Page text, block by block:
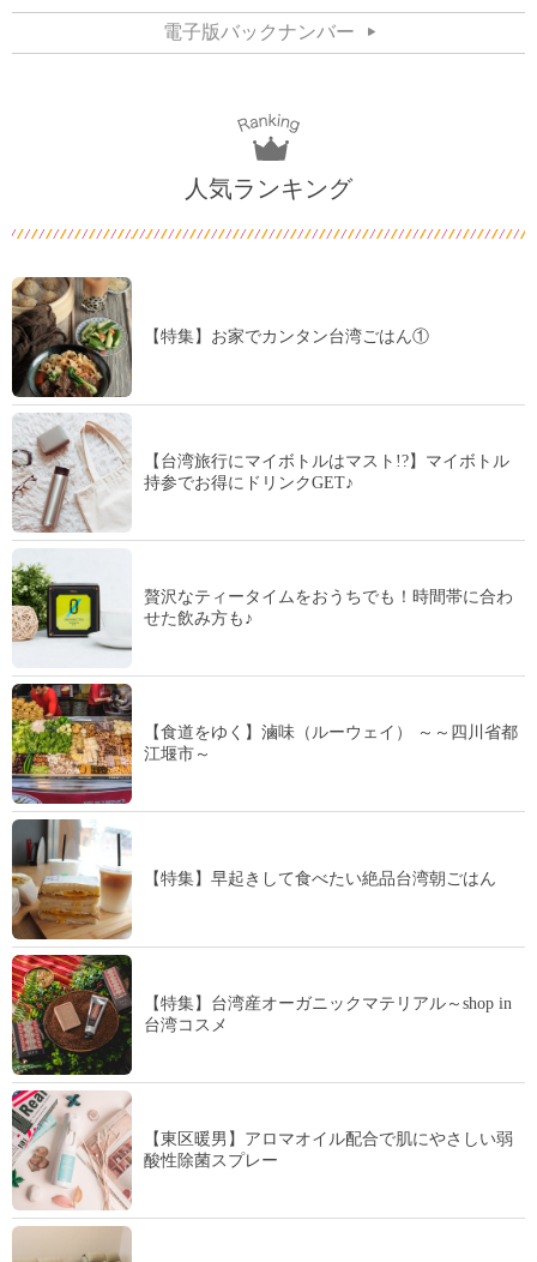
電子版バックナンバー
人気ランキング
【特集】お家でカンタン台湾ごはん①
【台湾旅行にマイボトルはマスト!?】マイボトル
持参でお得にドリンクGET♪
贅沢なティータイムをおうちでも！時間帯に合わ
せた飲み方も♪
【食道をゆく】滷味（ルーウェイ） ～～四川省都
江堰市～
【特集】早起きして食べたい絶品台湾朝ごはん
【特集】台湾産オーガニックマテリアル～shop in
台湾コスメ
【東区暖男】アロマオイル配合で肌にやさしい弱
酸性除菌スプレー